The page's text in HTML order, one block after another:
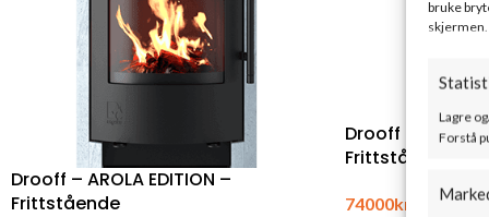
bruke
skjermen.
Lagre
Forstå
Drooff – AROLA EDITION –
Frittstående
Drooff – LIVERA
Frittstående
74000kr 116600